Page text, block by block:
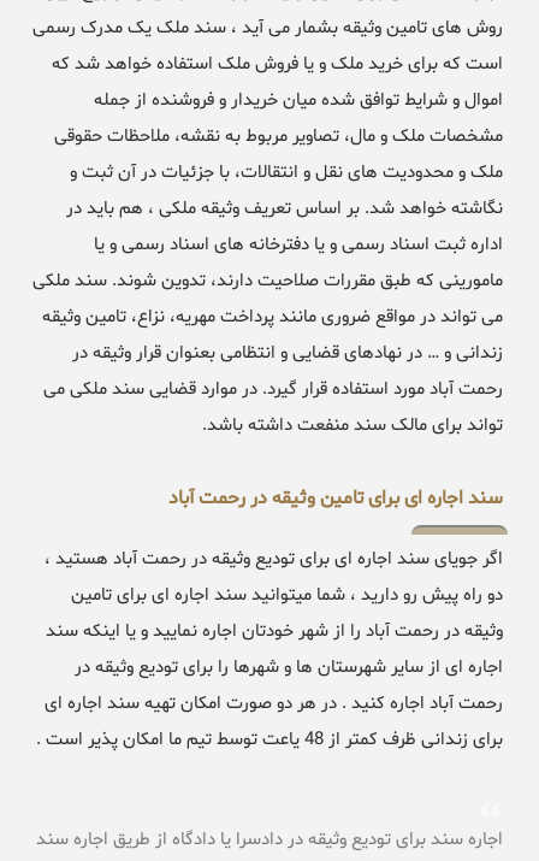
روش های تامین وثیقه بشمار می آید ، سند ملک یک مدرک رسمی
است که برای خرید ملک و یا فروش ملک استفاده خواهد شد که
اموال و شرایط توافق شده میان خریدار و فروشنده از جمله
مشخصات ملک و مال، تصاویر مربوط به نقشه، ملاحظات حقوقی
ملک و محدودیت های نقل و انتقالات، با جزئیات در آن ثبت و
نگاشته خواهد شد. بر اساس تعریف وثیقه ملکی ، هم باید در
اداره ثبت اسناد رسمی و یا دفترخانه های اسناد رسمی و یا
مامورینی که طبق مقررات صلاحیت دارند، تدوین شوند. سند ملکی
می تواند در مواقع ضروری مانند پرداخت مهریه، نزاع، تامین وثیقه
زندانی و … در نهادهای قضایی و انتظامی بعنوان قرار وثیقه در
رحمت آباد مورد استفاده قرار گیرد. در موارد قضایی سند ملکی می
تواند برای مالک سند منفعت داشته باشد.
سند اجاره ای برای تامین وثیقه در رحمت آباد
اگر جویای سند اجاره ای برای تودیع وثیقه در رحمت آباد هستید ،
دو راه پیش رو دارید ، شما میتوانید سند اجاره ای برای تامین
وثیقه در رحمت آباد را از شهر خودتان اجاره نمایید و یا اینکه سند
اجاره ای از سایر شهرستان ها و شهرها را برای تودیع وثیقه در
رحمت آباد اجاره کنید . در هر دو صورت امکان تهیه سند اجاره ای
برای زندانی ظرف کمتر از 48 یاعت توسط تیم ما امکان پذیر است .
اجاره سند برای تودیع وثیقه در دادسرا یا دادگاه از طریق اجاره سند